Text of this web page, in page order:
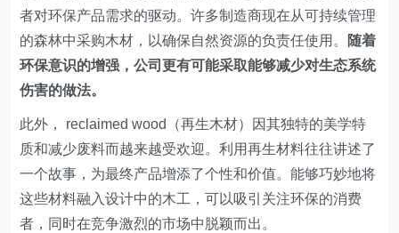
者对环保产品需求的驱动。许多制造商现在从可持续管理
的森林中采购木材，以确保自然资源的负责任使用。
随着
环保意识的增强，公司更有可能采取能够减少对生态系统
伤害的做法。
此外， reclaimed wood（再生木材）因其独特的美学特
质和减少废料而越来越受欢迎。利用再生材料往往讲述了
一个故事，为最终产品增添了个性和价值。能够巧妙地将
这些材料融入设计中的木工，可以吸引关注环保的消费
者，同时在竞争激烈的市场中脱颖而出。